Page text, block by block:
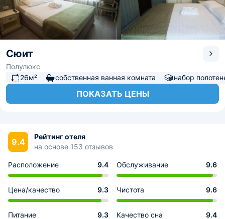
Сюит
Полулюкс
26м²
собственная ванная комната набор
ПОКАЗАТЬ ЦЕНЫ
9.4
Рейтинг отеля
на основе 153 отзывов
Расположение 9.4 Обслуживание 9.6
Цена/качество 9.3 Чистота 9.6
Питание 9.3 Качество сна 9.4